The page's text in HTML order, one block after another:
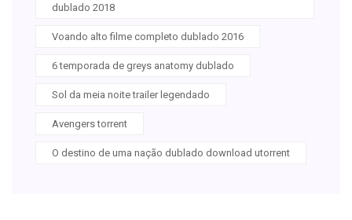
dublado 2018
Voando alto filme completo dublado 2016
6 temporada de greys anatomy dublado
Sol da meia noite trailer legendado
Avengers torrent
O destino de uma nação dublado download utorrent